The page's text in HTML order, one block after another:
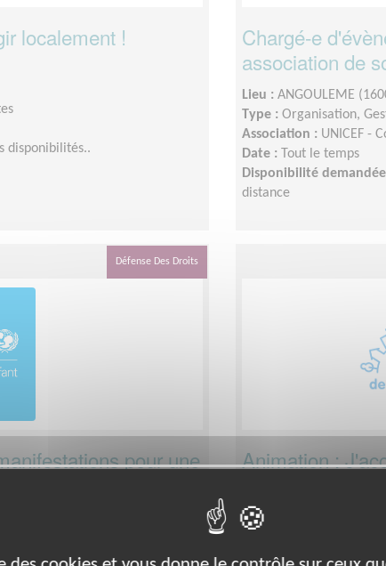
localement !
disponibilités..
Chargé-e
association de
Lieu : ANGOULEME
Type : Organisation,
Association : UNICEF -
Date :
Tout le temps
Disponibilité
distance
Défense Des Droits
pour une
des enfants
Animation :
Type :
Association :